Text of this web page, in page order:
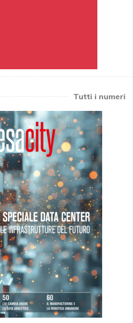
Tutti i numeri